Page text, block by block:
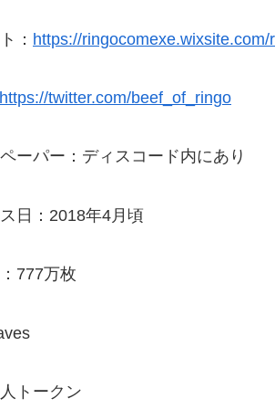
： https://ringocomexe.wixsite.com/
https://twitter.com/beef_of_ringo
ーパー：ディスコード内にあり
日：2018年4月頃
777万枚
トークン